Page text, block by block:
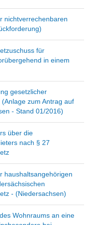
nichtverrechenbaren
für
in einem
gesetzlicher
zum Antrag auf
- Stand 01/2016)
über die
nach § 27
haushaltsangehörigen
- (Niedersachsen)
Wohnraums an eine